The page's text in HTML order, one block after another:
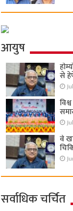
आयुष
से
वे
सर्वाधिक चर्चित